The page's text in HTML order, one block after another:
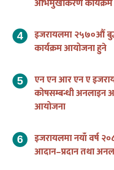
अभिमुखीकरण कार्यक्रम
इजरायलमा २५७०औं
कार्यक्रम आयोजना हुने
एन एन आर एन ए
कोषसम्बन्धी अनलाइन
आयोजना
इजरायलमा नयाँ वर्ष
आदान–प्रदान तथा